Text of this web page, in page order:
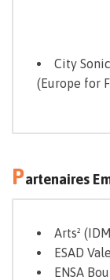
City
(Europe for
Partenaires
Arts²
ESAD
ENSA